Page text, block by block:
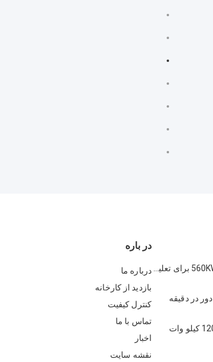
در باره
درباره ما
بازدید از کارخانه
کنترل کیفیت
تماس با ما
اخبار
نقشه سایت
دینامومتر گشتاور 560KW 6684Nm برای تعلیق
دینامومتر موتور 75KW 6000 دور در دقیقه
دینامومتر موتور کم سایش 1200 کیلو وات